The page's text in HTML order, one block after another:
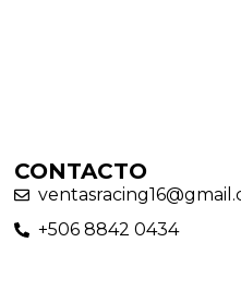
CONTACTO
+506 8842 0434